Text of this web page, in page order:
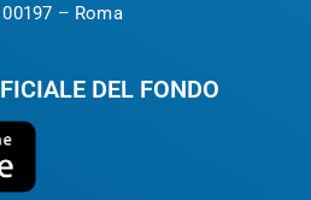
– Roma
DEL FONDO